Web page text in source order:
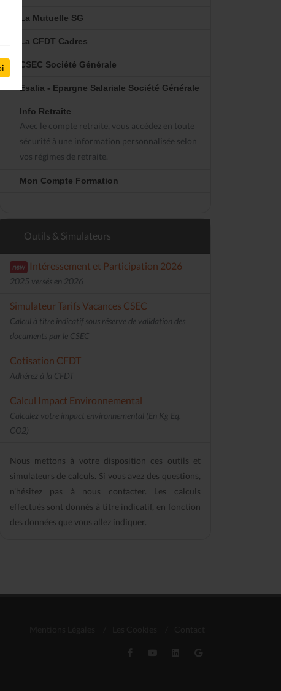
La Mutuelle SG
La CFDT Cadres
CSEC Société Générale
Esalia - Epargne Salariale Société Générale
Info Retraite
Avec le compte retraite, vous accédez en toute
sécurité à une information personnalisée selon
vos régimes de retraite.
Mon Compte Formation
Outils & Simulateurs
new Intéressement et Participation 2026
2025 versés en 2026
Simulateur Tarifs Vacances CSEC
Calcul à titre indicatif sous réserve de validation des
documents par le CSEC
Cotisation CFDT
Adhérez à la CFDT
Calcul Impact Environnemental
Calculez votre impact environnemental (En Kg Eq.
CO2)
Nous mettons à votre disposition ces outils et
simulateurs de calculs. Si vous avez des questions,
n'hésitez pas à nous contacter. Les calculs
effectués sont donnés à titre indicatif, en fonction
des données que vous allez indiquer.